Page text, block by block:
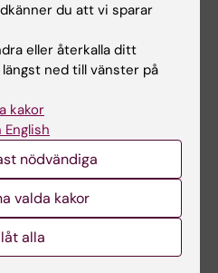
2008.
patologi vid KI
Hon var studierektor
cytologi 2017–2019
i det nya
som professor i klinisk
från 1 april 2022.
Dobra
du att vi sparar
eller återkalla ditt
ned till vänster på
kakor
nödvändiga
valda kakor
alla